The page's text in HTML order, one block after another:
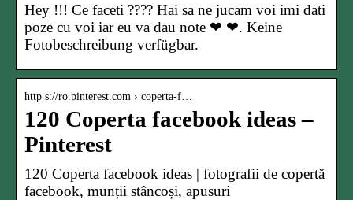
Hey !!! Ce faceti ???? Hai sa ne jucam voi imi dati
poze cu voi iar eu va dau note ❤ ❤. Keine
Fotobeschreibung verfügbar.
http s://ro.pinterest.com › coperta-f…
120 Coperta facebook ideas –
Pinterest
120 Coperta facebook ideas | fotografii de copertă
facebook, munții stâncoși, apusuri